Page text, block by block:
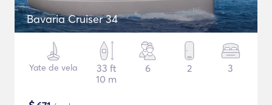
Bavaria Cruiser 34
Yate de vela
33 ft
10 m
6 2 3